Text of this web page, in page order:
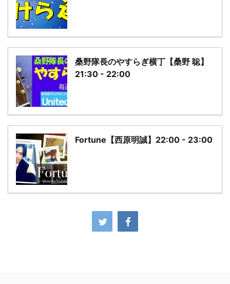
桑野隊長のやすらぎ横丁【桑野 聡】
21:30 - 22:00
Fortune【西原明誠】22:00 - 23:00